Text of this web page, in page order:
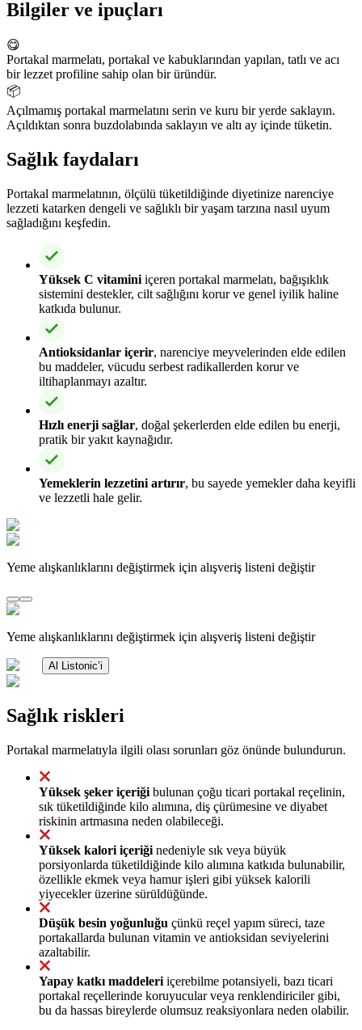
Bilgiler ve ipuçları
😋
Portakal marmelatı, portakal ve kabuklarından yapılan, tatlı ve acı
bir lezzet profiline sahip olan bir üründür.
📦
Açılmamış portakal marmelatını serin ve kuru bir yerde saklayın.
Açıldıktan sonra buzdolabında saklayın ve altı ay içinde tüketin.
Sağlık faydaları
Portakal marmelatının, ölçülü tüketildiğinde diyetinize narenciye
lezzeti katarken dengeli ve sağlıklı bir yaşam tarzına nasıl uyum
sağladığını keşfedin.
Yüksek C vitamini içeren portakal marmelatı, bağışıklık
sistemini destekler, cilt sağlığını korur ve genel iyilik haline
katkıda bulunur.
Antioksidanlar içerir, narenciye meyvelerinden elde edilen
bu maddeler, vücudu serbest radikallerden korur ve
iltihaplanmayı azaltır.
Hızlı enerji sağlar, doğal şekerlerden elde edilen bu enerji,
pratik bir yakıt kaynağıdır.
Yemeklerin lezzetini artırır, bu sayede yemekler daha keyifli
ve lezzetli hale gelir.
Yeme alışkanlıklarını değiştirmek için alışveriş listeni değiştir
Yeme alışkanlıklarını değiştirmek için alışveriş listeni değiştir
Al Listonic’i
Sağlık riskleri
Portakal marmelatıyla ilgili olası sorunları göz önünde bulundurun.
Yüksek şeker içeriği bulunan çoğu ticari portakal reçelinin,
sık tüketildiğinde kilo alımına, diş çürümesine ve diyabet
riskinin artmasına neden olabileceği.
Yüksek kalori içeriği nedeniyle sık veya büyük
porsiyonlarda tüketildiğinde kilo alımına katkıda bulunabilir,
özellikle ekmek veya hamur işleri gibi yüksek kalorili
yiyecekler üzerine sürüldüğünde.
Düşük besin yoğunluğu çünkü reçel yapım süreci, taze
portakallarda bulunan vitamin ve antioksidan seviyelerini
azaltabilir.
Yapay katkı maddeleri içerebilme potansiyeli, bazı ticari
portakal reçellerinde koruyucular veya renklendiriciler gibi,
bu da hassas bireylerde olumsuz reaksiyonlara neden olabilir.